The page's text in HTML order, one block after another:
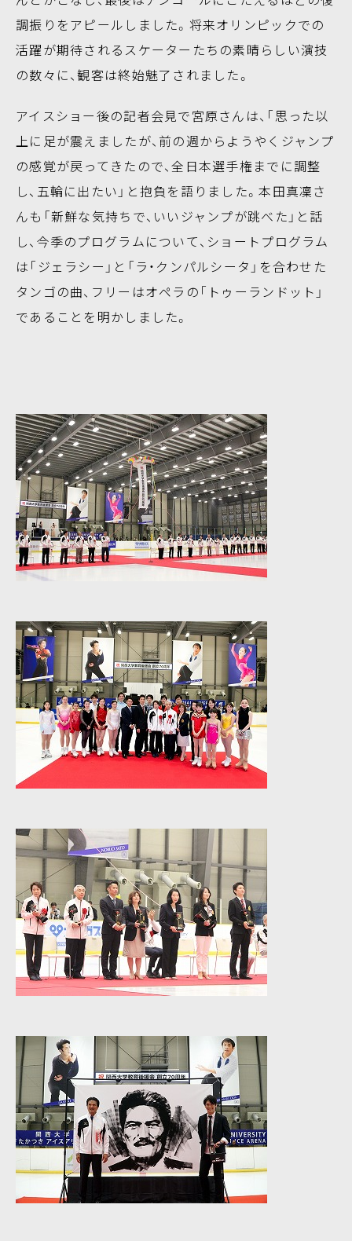
調振りをアピールしました。将来オリンピックでの
活躍が期待されるスケーターたちの素晴らしい演技
の数々に、観客は終始魅了されました。
アイスショー後の記者会見で宮原さんは、「思った以
上に足が震えましたが、前の週からようやくジャンプ
の感覚が戻ってきたので、全日本選手権までに調整
し、五輪に出たい」と抱負を語りました。本田真凜さ
んも「新鮮な気持ちで、いいジャンプが跳べた」と話
し、今季のプログラムについて、ショートプログラム
は「ジェラシー」と「ラ・クンパルシータ」を合わせた
タンゴの曲、フリーはオペラの「トゥーランドット」
であることを明かしました。